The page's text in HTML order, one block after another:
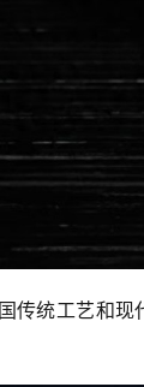
传统工艺和